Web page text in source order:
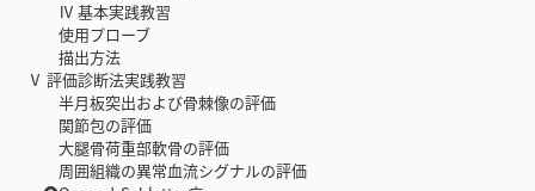
Ⅳ 基本実践教習
使用プローブ
描出方法
Ⅴ 評価診断法実践教習
半月板突出および骨棘像の評価
関節包の評価
大腿骨荷重部軟骨の評価
周囲組織の異常血流シグナルの評価